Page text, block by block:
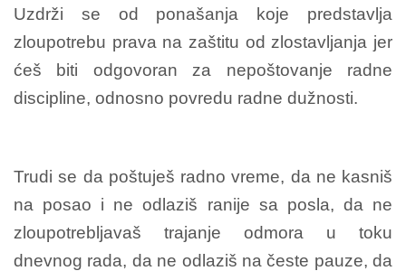
Uzdrži se od ponašanja koje predstavlja
zloupotrebu prava na zaštitu od zlostavljanja jer
ćeš biti odgovoran za nepoštovanje radne
discipline, odnosno povredu radne dužnosti.
Trudi se da poštuješ radno vreme, da ne kasniš
na posao i ne odlaziš ranije sa posla, da ne
zloupotrebljavaš trajanje odmora u toku
dnevnog rada, da ne odlaziš na česte pauze, da